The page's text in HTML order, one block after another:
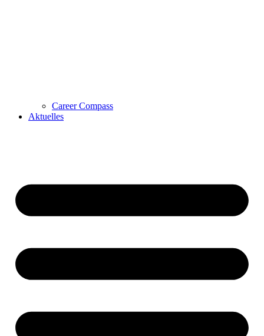
Career Compass
Aktuelles